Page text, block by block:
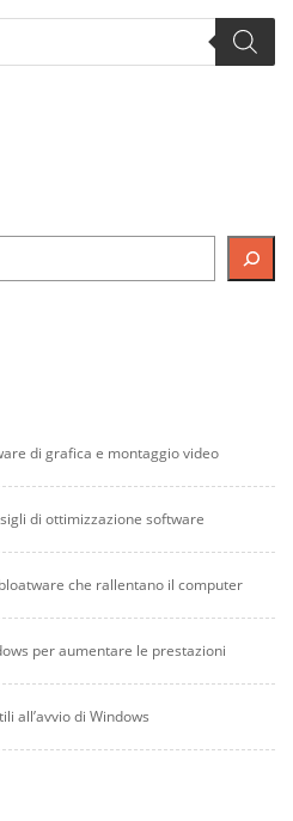
di grafica e montaggio video
di ottimizzazione software
che rallentano il computer
per aumentare le prestazioni
all’avvio di Windows